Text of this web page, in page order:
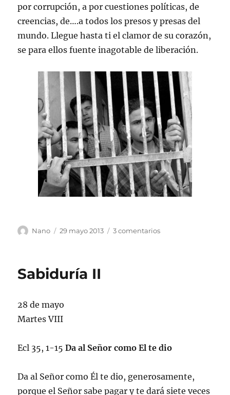
por corrupción, a por cuestiones políticas, de
creencias, de….a todos los presos y presas del
mundo. Llegue hasta ti el clamor de su corazón,
se para ellos fuente inagotable de liberación.
Autor
Nano
Publicado
29 mayo 2013 3 comentariosen
Sabiduría II
28 de mayo
Martes VIII
Ecl 35, 1-15Da al Señor como El te dio
Da al Señor como Él te dio, generosamente,
porque el Señor sabe pagar y te dará siete veces